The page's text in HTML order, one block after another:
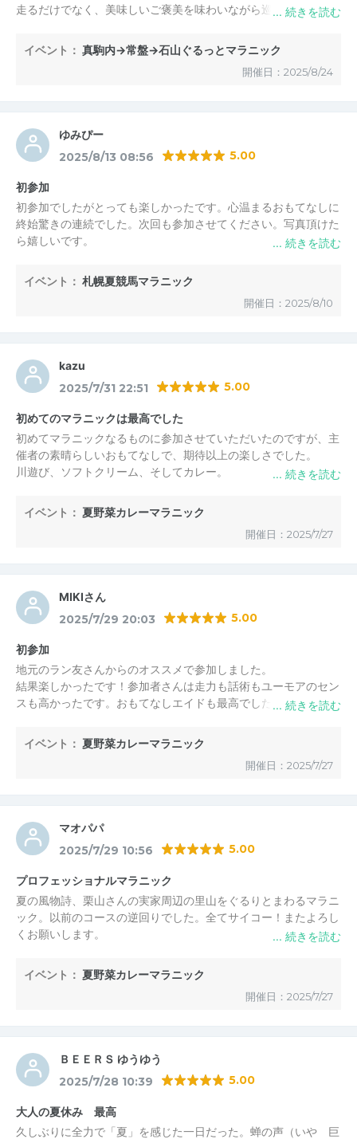
走るだけでなく、美味しいご褒美を味わいながら巡る、とても贅
札幌の夏の青空の下、集まったランナーと一緒に笑い合いながら
栗さん、そしてご一緒した皆さん、本当にありがとうございまし
た！
イベント： 真駒内→常盤→石山ぐるっとマラニック
開催日：2025/8/24
ゆみぴー
2025/8/13 08:56 5.00
初参加
初参加でしたがとっても楽しかったです。心温まるおもてなしに
終始驚きの連続でした。次回も参加させてください。写真頂けた
ら嬉しいです。
イベント： 札幌夏競馬マラニック
開催日：2025/8/10
kazu
2025/7/31 22:51 5.00
初めてのマラニックは最高でした
初めてマラニックなるものに参加させていただいたのですが、主
催者の素晴らしいおもてなしで、期待以上の楽しさでした。
川遊び、ソフトクリーム、そしてカレー。
初めての参加で少し不安でしたが、常連の方も皆さん良い方で、
初参加の方もいらっしゃって、問題なく楽しめます。
イベント： 夏野菜カレーマラニック
開催日：2025/7/27
MIKIさん
2025/7/29 20:03 5.00
初参加
地元のラン友さんからのオススメで参加しました。
結果楽しかったです！参加者さんは走力も話術もユーモアのセン
スも高かったです。おもてなしエイドも最高でした。
イベント： 夏野菜カレーマラニック
開催日：2025/7/27
マオパパ
2025/7/29 10:56 5.00
プロフェッショナルマラニック
夏の風物詩、栗山さんの実家周辺の里山をぐるりとまわるマラニ
ック。以前のコースの逆回りでした。全てサイコー！またよろし
くお願いします。
イベント： 夏野菜カレーマラニック
開催日：2025/7/27
ＢＥＥＲＳ ゆうゆう
2025/7/28 10:39 5.00
大人の夏休み 最高
久しぶりに全力で「夏」を感じた一日だった。蝉の声（いや 巨